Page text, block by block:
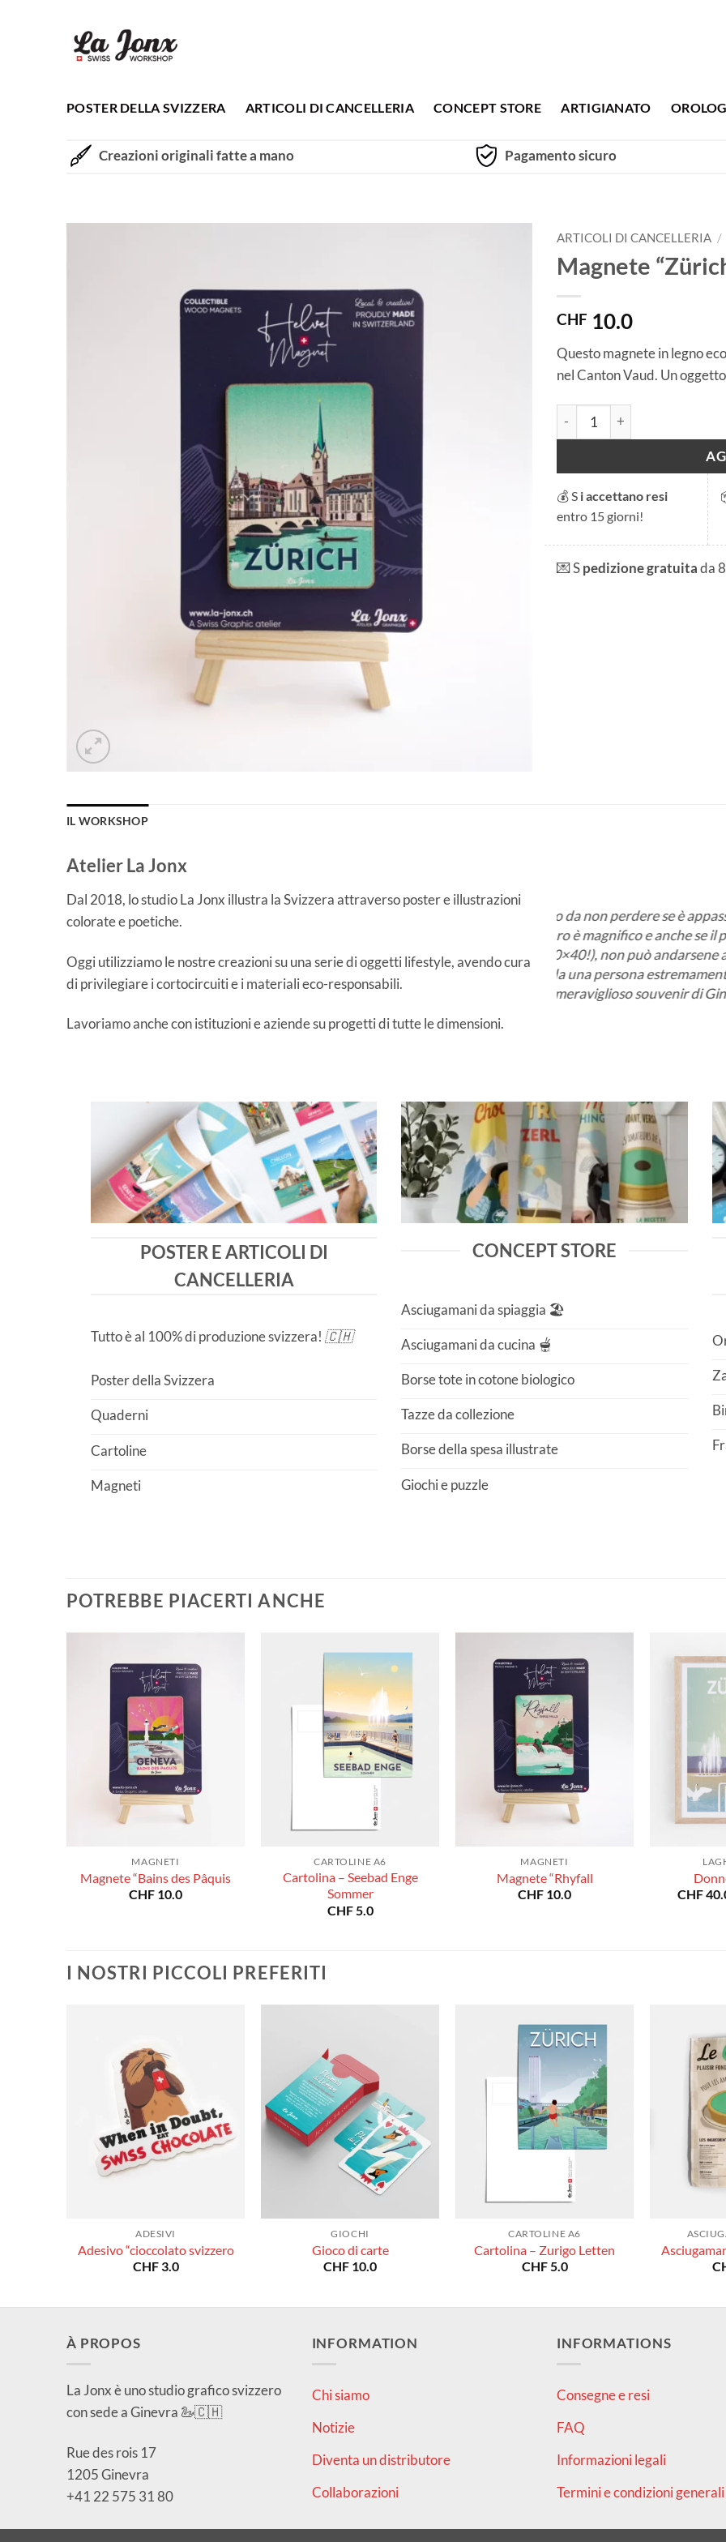
POSTER DELLA SVIZZERA ARTICOLI DI CANCELLERIA CONCEPT STORE ARTIGIANATO
Creazioni originali fatte a mano Pagamento sicuro
ARTICOLI DI CANCELLERIA /
Magnete
CHF 10.0
Questo magnete in legno
nel Canton Vaud. Un
Magnete "Zürich
💰 S i accettano resi
entro 15 giorni!
💌 Spedizione gratuitada
IL WORKSHOP
Atelier La Jonx
Dal 2018, lo studio La Jonx illustra la Svizzera attraverso poster e illustrazioni
colorate e poetiche.
Oggi utilizziamo le nostre creazioni su una serie di oggetti lifestyle, avendo cura
di privilegiare i cortocircuiti e i materiali eco-responsabili.
Lavoriamo anche con istituzioni e aziende su progetti di tutte le dimensioni.
Grazie per i vostri
ordine: quaderni, 1 tote
sono fatta un regalo. Il
Si tratta di un laboratorio da non perdere se è appassionato di poster e
50 euro per un poster 30×40!), non può andarsene a mani vuote. Sarà
accolto alla perfezione da una persona estremamente gentile e attenta.
Potrà portare a casa un meraviglioso souvenir di Ginevra!
POSTER E ARTICOLI DI
CANCELLERIA
Tutto è al 100% di produzione svizzera! 🇨🇭
Poster della Svizzera
Quaderni
Cartoline
Magneti
CONCEPT STORE
Asciugamani da spiaggia 🏖️
Asciugamani da cucina 🫕
Borse tote in cotone biologico
Tazze da collezione
Borse della spesa illustrate
Giochi e puzzle
POTREBBE PIACERTI ANCHE
MAGNETI
Magnete “Bains des Pâquis
CHF 10.0
CARTOLINE A6
Cartolina – Seebad Enge
Sommer
CHF5.0
MAGNETI
Magnete “Rhyfall
CHF 10.0
CHF
I NOSTRI PICCOLI PREFERITI
ADESIVI
Adesivo “cioccolato svizzero
CHF3.0
GIOCHI
Gioco di carte
CHF 10.0
CARTOLINE A6
Cartolina – Zurigo Letten
CHF5.0
À PROPOS
La Jonx è uno studio grafico svizzero
con sede a Ginevra 🦢🇨🇭
Rue des rois 17
1205 Ginevra
+41 22 575 31 80
INFORMATION
Chi siamo
Notizie
Diventa un distributore
Collaborazioni
INFORMATIONS
Consegne e resi
FAQ
Informazioni legali
Termini e condizioni generali